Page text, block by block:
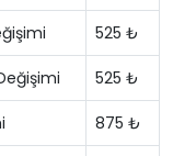
525 ₺
525 ₺
875 ₺